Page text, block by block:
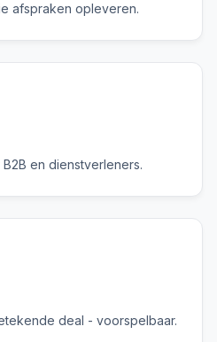
afspraken opleveren.
en dienstverleners.
deal - voorspelbaar.